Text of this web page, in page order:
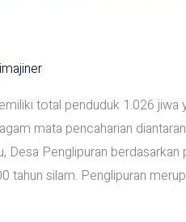
imajiner
total penduduk 1.026 jiwa
mata pencaharian
Desa Penglipuran
silam. Penglipuran